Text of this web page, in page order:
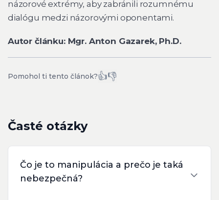
názorové extrémy, aby zabránili rozumnému
dialógu medzi názorovými oponentami.
Autor článku: Mgr. Anton Gazarek, Ph.D.
Pomohol ti tento článok?👍👎
Časté otázky
Čo je to manipulácia a prečo je taká
nebezpečná?